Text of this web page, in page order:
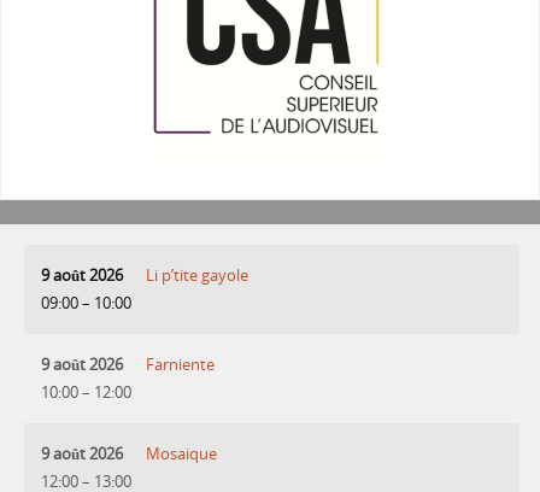
9 août 2026
09:00– 10:00
Li p’tite gayole
9 août 2026
10:00– 12:00
Farniente
9 août 2026
12:00– 13:00
Mosaique